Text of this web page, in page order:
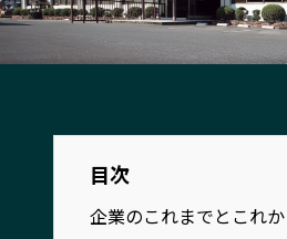
高知エリア
福
佐賀エリア
長
宮崎エリア
鹿
沖縄エリア
目次
企業のこれまでとこれ